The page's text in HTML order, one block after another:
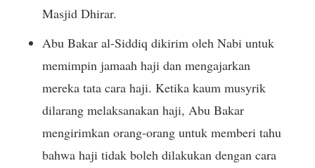
Masjid Dhirar.
Abu Bakar al-Siddiq dikirim oleh Nabi untuk
memimpin jamaah haji dan mengajarkan
mereka tata cara haji. Ketika kaum musyrik
dilarang melaksanakan haji, Abu Bakar
mengirimkan orang-orang untuk memberi tahu
bahwa haji tidak boleh dilakukan dengan cara